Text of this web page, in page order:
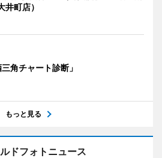
井町店）
三角チャート診断」
もっと見る
ドフォトニュース